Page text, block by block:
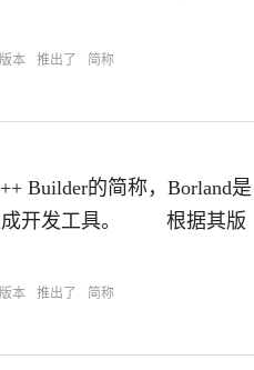
版本 推出了 简称
Builder的简称，Borland是
成开发工具。 根据其版
版本 推出了 简称